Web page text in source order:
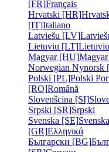
[FR]Français
Hrvatski [HR]
[IT]Italiano
Latviešu [LV]
Lietuviu [LT]Lietuviu
Magyar [HU]Magyar
Norwegian Nynorsk
Polski [PL]Polski
[RO]Română
Slovenšcina [SI]
Srpski [SR]Srpski
Svenska [SE]Svenska
[GR]Ελληνικά
Български [BG]